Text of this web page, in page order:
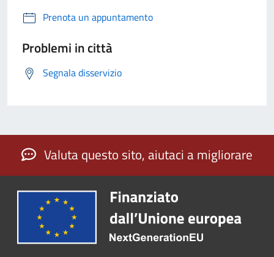
Prenota un appuntamento
Problemi in città
Segnala disservizio
Valuta questo sito, aiutaci a migliorare